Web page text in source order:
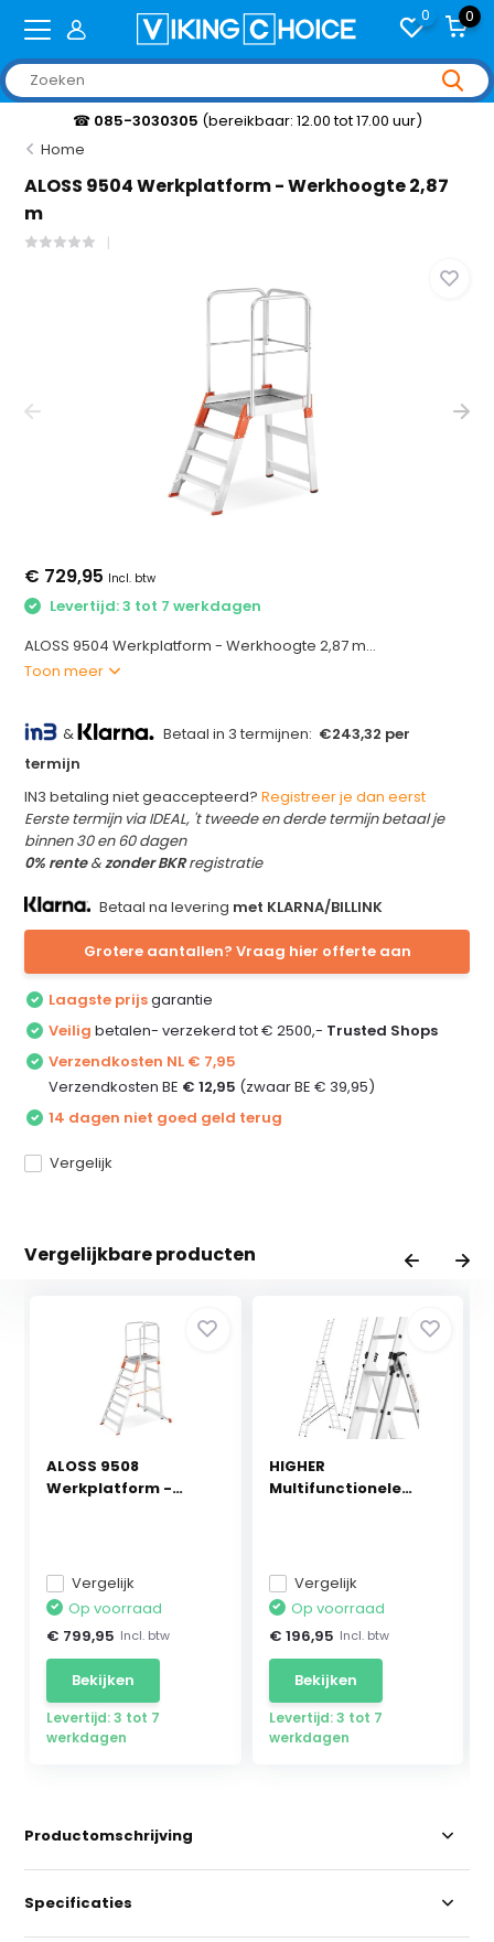
0 0
☎ 085-3030305 (bereikbaar: 12.00 tot 17.00 uur)
Home
ALOSS 9504 Werkplatform - Werkhoogte 2,87
m
€ 729,95 Incl. btw
Levertijd: 3 tot 7 werkdagen
ALOSS 9504 Werkplatform - Werkhoogte 2,87 m...
Toon meer
& Betaal in 3 termijnen: €243,32 per
termijn
IN3 betaling niet geaccepteerd?Registreer je dan eerst
Eerste termijn via IDEAL, 't tweede en derde termijn betaal je
binnen 30 en 60 dagen
0% rente&zonder BKRregistratie
Betaal na levering met KLARNA/BILLINK
Grotere aantallen? Vraag hier offerte aan
Laagste prijsgarantie
Veilig betalen- verzekerd tot € 2500,- Trusted Shops
Verzendkosten NL € 7,95
Verzendkosten BE € 12,95 (zwaar BE € 39,95)
14 dagen niet goed geld terug
Vergelijk
Vergelijkbare producten
ALOSS 9508
Werkplatform -
Vergelijk
Op voorraad
€ 799,95 Incl. btw
Bekijken
Levertijd: 3 tot 7
werkdagen
HIGHER
Multifunctionele
Vergelijk
Op voorraad
€ 196,95 Incl. btw
Bekijken
Levertijd: 3 tot 7
werkdagen
Productomschrijving
Specificaties